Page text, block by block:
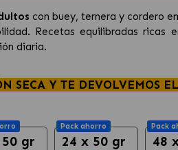
con buey, ternera y cordero
Recetas equilibradas ricas
diaria.
SECA Y TE DEVOLVEMOS
gr
Pack ahorro
24 x 50 gr
Pack
48